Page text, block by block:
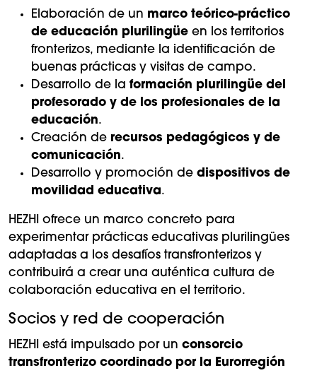
Elaboración de un marco teórico-práctico
de educación plurilingüe en los territorios
fronterizos, mediante la identificación de
buenas prácticas y visitas de campo.
Desarrollo de la formación plurilingüe del
profesorado y de los profesionales de la
educación.
Creación de recursos pedagógicos y de
comunicación.
Desarrollo y promoción de dispositivos de
movilidad educativa.
HEZHI ofrece un marco concreto para
experimentar prácticas educativas plurilingües
adaptadas a los desafíos transfronterizos y
contribuirá a crear una auténtica cultura de
colaboración educativa en el territorio.
Socios y red de cooperación
HEZHI está impulsado por un consorcio
transfronterizo coordinado por la Eurorregión